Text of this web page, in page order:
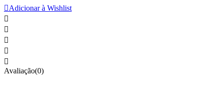
Adicionar à Wishlist





Avaliação(0)